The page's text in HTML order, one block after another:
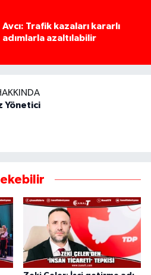
Avcı: Trafik kazaları kararlı
adımlarla azaltılabilir
Yönetici